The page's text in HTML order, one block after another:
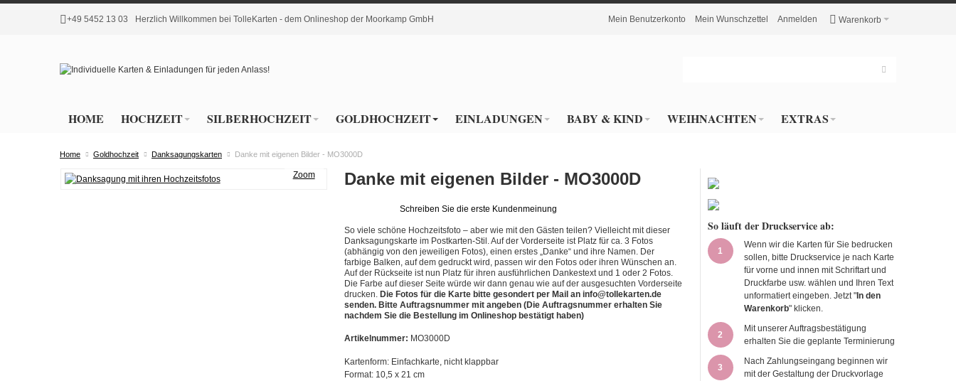
+49 5452 13 03 Herzlich Willkommen bei TolleKarten - dem Onlineshop der Moorkamp GmbH Warenkorb
Mein Benutzerkonto Mein Wunschzettel Anmelden
HOME HOCHZEIT SILBERHOCHZEIT GOLDHOCHZEIT EINLADUNGEN BABY & KIND WEIHNACHTEN EXTRAS
Home Goldhochzeit Danksagungskarten Danke mit eigenen Bilder - MO3000D
Zoom Danke mit eigenen Bilder - MO3000D
Schreiben Sie die erste Kundenmeinung
So viele schöne Hochzeitsfoto – aber wie mit den Gästen teilen? Vielleicht mit dieser
Danksagungskarte im Postkarten-Stil. Auf der Vorderseite ist Platz für ca. 3 Fotos
(abhängig von den jeweiligen Fotos), einen erstes „Danke“ und ihre Namen. Der
farbige Balken, auf dem gedruckt wird, passen wir den Fotos oder ihren Wünschen an.
Auf der Rückseite ist nun Platz für ihren ausführlichen Dankestext und 1 oder 2 Fotos.
Die Farbe auf dieser Seite würde wir dann genau wie auf der ausgesuchten Vorderseite
drucken. Die Fotos für die Karte bitte gesondert per Mail an info@tollekarten.de
senden. Bitte Auftragsnummer mit angeben (Die Auftragsnummer erhalten Sie
nachdem Sie die Bestellung im Onlineshop bestätigt haben)
Artikelnummer: MO3000D
Kartenform: Einfachkarte, nicht klappbar
Format: 10,5 x 21 cm
So läuft der Druckservice ab:
1
Wenn wir die Karten für Sie bedrucken
sollen, bitte Druckservice je nach Karte
für vorne und innen mit Schriftart und
Druckfarbe usw. wählen und Ihren Text
unformatiert eingeben. Jetzt "In den
Warenkorb" klicken.
2
Mit unserer Auftragsbestätigung
erhalten Sie die geplante Terminierung
3
Nach Zahlungseingang beginnen wir
mit der Gestaltung der Druckvorlage